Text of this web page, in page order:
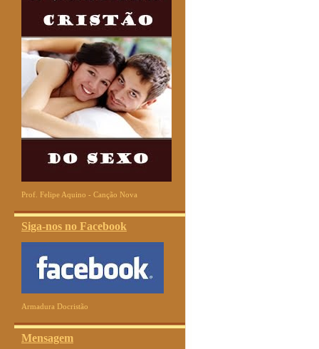
Prof. Felipe Aquino - Canção Nova
Siga-nos no Facebook
Armadura Docristão
Mensagem